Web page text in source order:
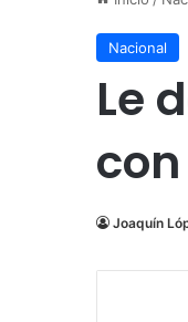
Nacional
Le
Joaquín